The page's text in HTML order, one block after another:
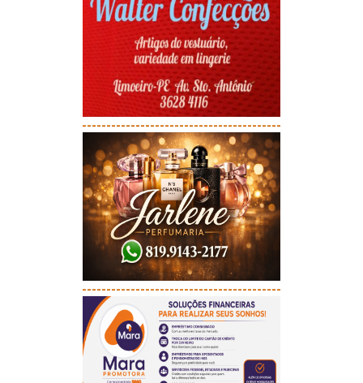
-----------------------------------------
-----------------------------------------